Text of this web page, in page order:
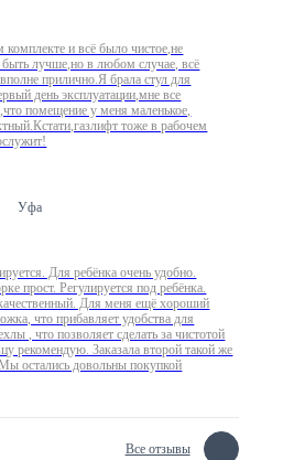
и всё было чистое,не
быть лучше,но в любом случае, всё
прилично.Я брала стул для
день эксплуатации,мне все
помещение у меня маленькое,
тоже в рабочем
Уфа
Для ребёнка очень удобно.
прост. Регулируется под ребёнка.
Для меня ещё хороший
что прибавляет удобства для
, что позволяет сделать за чистотой
рекомендую. Заказала второй такой же
остались довольны покупкой
Все отзывы